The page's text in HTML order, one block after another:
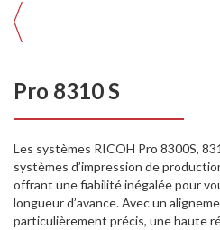
Pro 8310 S
Les systèmes RICOH Pro 8300S,
systèmes d’impression de
offrant une fiabilité inégalée pour
longueur d’avance. Avec un
particulièrement précis, une haute